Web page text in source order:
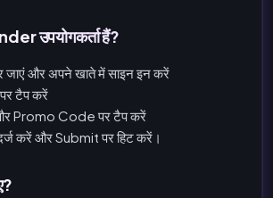
उपयोगकर्ता हैं?
जाएं और अपने खाते में साइन इन करें
टैप करें
Promo Code पर टैप करें
करें और Submit पर हिट करें।